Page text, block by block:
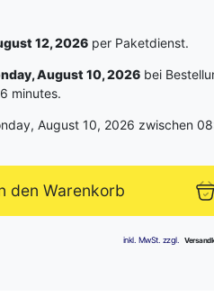
12, 2026 per Paketdienst.
August 10, 2026 bei
minutes.
August 10, 2026 zwischen
den Warenkorb